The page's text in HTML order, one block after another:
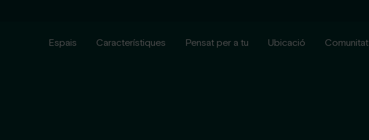
Espais Característiques Pensat per a tu Ubicació Comunitat